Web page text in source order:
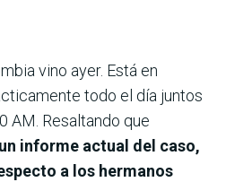
vino ayer. Está en
todo el día juntos
AM. Resaltando que
informe actual del caso,
a los hermanos